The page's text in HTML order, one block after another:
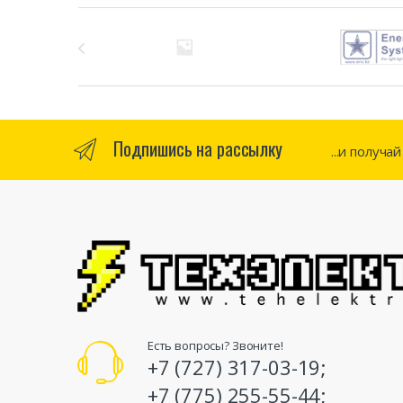
Подпишись на рассылку ...и получай
Есть вопросы? Звоните!
+7 (727) 317-03-19;
+7 (775) 255-55-44;